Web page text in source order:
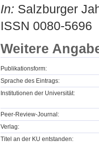
In: Salzburger
ISSN 0080-5696
Weitere
Publikationsform:
Sprache des Eintrags:
Institutionen der Universität:
Peer-Review-Journal:
Verlag:
Titel an der KU entstanden: